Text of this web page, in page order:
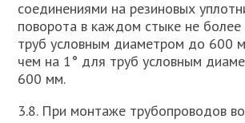
соединениями на резиновых
поворота в каждом стыке не
труб условным диаметром до 600
чем на 1° для труб условным
600 мм.
3.8. При монтаже трубопроводов